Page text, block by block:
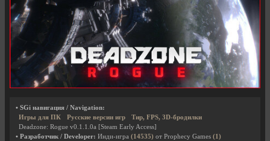
• SGi навигация / Navigation:
Игры для ПК
Русские версии игр
Тир, FPS, 3D-бродилки
Deadzone: Rogue v0.1.1.0a [Steam Early Access]
• Разработчик / Developer: Инди-игра (14535) от Prophecy Games (1)